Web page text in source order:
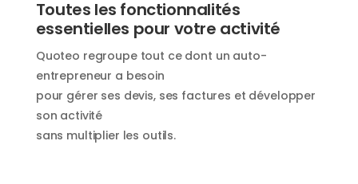
Toutes les fonctionnalités
essentielles pour votre activité
Quoteo regroupe tout ce dont un auto-
entrepreneur a besoin
pour gérer ses devis, ses factures et développer
son activité
sans multiplier les outils.